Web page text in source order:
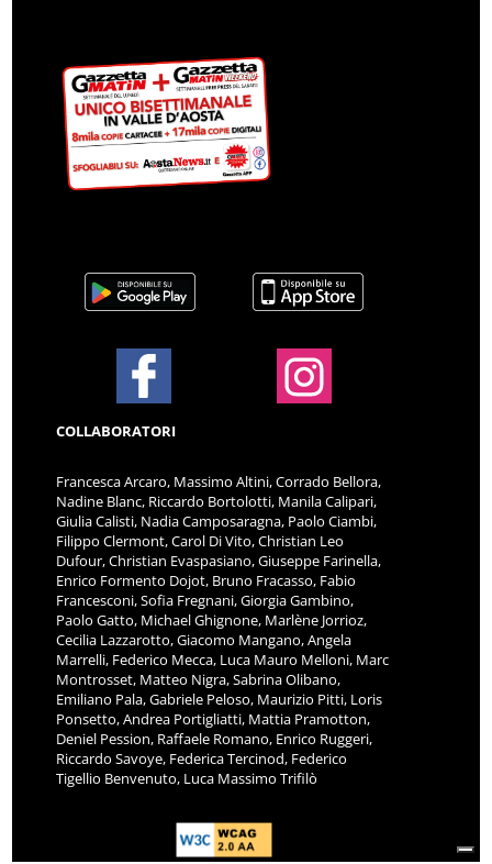
COLLABORATORI
Francesca Arcaro, Massimo Altini, Corrado Bellora,
Nadine Blanc, Riccardo Bortolotti, Manila Calipari,
Giulia Calisti, Nadia Camposaragna, Paolo Ciambi,
Filippo Clermont, Carol Di Vito, Christian Leo
Dufour, Christian Evaspasiano, Giuseppe Farinella,
Enrico Formento Dojot, Bruno Fracasso, Fabio
Francesconi, Sofia Fregnani, Giorgia Gambino,
Paolo Gatto, Michael Ghignone, Marlène Jorrioz,
Cecilia Lazzarotto, Giacomo Mangano, Angela
Marrelli, Federico Mecca, Luca Mauro Melloni, Marc
Montrosset, Matteo Nigra, Sabrina Olibano,
Emiliano Pala, Gabriele Peloso, Maurizio Pitti, Loris
Ponsetto, Andrea Portigliatti, Mattia Pramotton,
Deniel Pession, Raffaele Romano, Enrico Ruggeri,
Riccardo Savoye, Federica Tercinod, Federico
Tigellio Benvenuto, Luca Massimo Trifilò